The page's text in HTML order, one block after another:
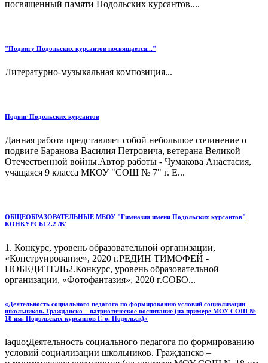
посвященный памяти Подольских курсантов....
"Подвигу Подольских курсантов посвящается..."
Литературно-музыкальная композиция...
Подвиг Подольских курсантов
Данная работа представляет собой небольшое сочинение о
подвиге Баранова Василия Петровича, ветерана Великой
Отечественной войны.Автор работы - Чумакова Анастасия,
учащаяся 9 класса МКОУ "СОШ № 7" г. Е...
ОБЩЕОБРАЗОВАТЕЛЬНЫЕ МБОУ "Гимназия имени Подольских курсантов"
КОНКУРСЫ 2.2 /В/
1. Конкурс, уровень образовательной организации,
«Конструирование», 2020 г.РЕДИН ТИМОФЕЙ -
ПОБЕДИТЕЛЬ2.Конкурс, уровень образовательной
организации, «Фотофантазия», 2020 г.СОБО...
«Деятельность социального педагога по формированию условий социализации
школьников. Гражданско – патриотическое воспитание (на примере МОУ СОШ №
18 им. Подольских курсантов Г. о. Подольск)»
laquo;Деятельность социального педагога по формированию
условий социализации школьников. Гражданско –